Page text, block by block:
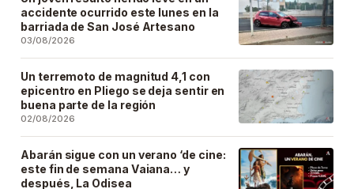
accidente ocurrido este lunes en la
barriada de San José Artesano
03/08/2026
Un terremoto de magnitud 4,1 con
epicentro en Pliego se deja sentir en
buena parte de la región
02/08/2026
Abarán sigue con un verano ‘de cine:
este fin de semana Vaiana… y
después, La Odisea